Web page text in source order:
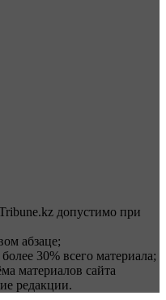
допустимо при
абзаце;
30% всего материала;
материалов сайта
редакции.